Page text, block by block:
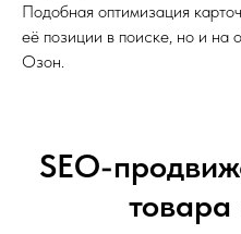
Подобная оптимизация
её позиции в поиске, но и
Озон.
SEO-